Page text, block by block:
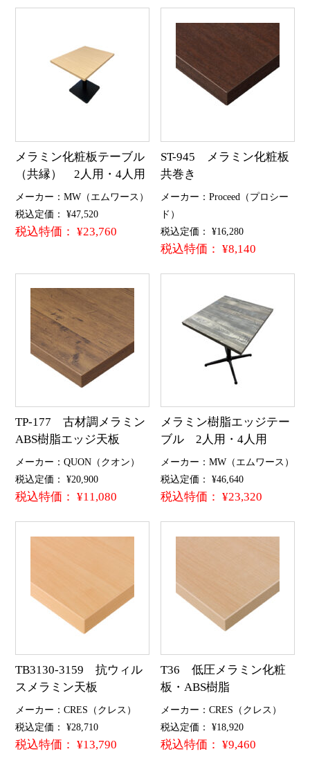
メラミン化粧板テーブル
（共縁） 2人用・4人用
メーカー：MW（エムワース）
税込定価： ¥47,520
税込特価： ¥23,760
ST-945 メラミン化粧板
共巻き
メーカー：Proceed（プロシー
ド）
税込定価： ¥16,280
税込特価： ¥8,140
TP-177 古材調メラミン
ABS樹脂エッジ天板
メーカー：QUON（クオン）
税込定価： ¥20,900
税込特価： ¥11,080
メラミン樹脂エッジテー
ブル 2人用・4人用
メーカー：MW（エムワース）
税込定価： ¥46,640
税込特価： ¥23,320
TB3130-3159 抗ウィル
スメラミン天板
メーカー：CRES（クレス）
税込定価： ¥28,710
税込特価： ¥13,790
T36 低圧メラミン化粧
板・ABS樹脂
メーカー：CRES（クレス）
税込定価： ¥18,920
税込特価： ¥9,460